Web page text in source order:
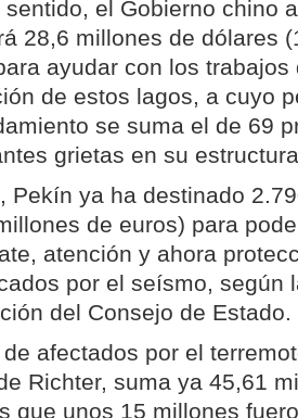
sentido, el Gobierno chino
28,6 millones de dólares
ayudar con los trabajos
de estos lagos, a cuyo
se suma el de 69
grietas en su
Pekín ya ha destinado
de euros) para
atención y ahora
por el seísmo, según
del Consejo de Estado.
afectados por el
Richter, suma ya 45,61
que unos 15 millones